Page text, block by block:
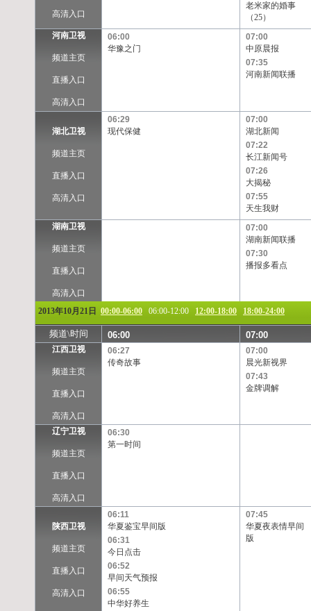
高清入口
老米家的婚事
（25）
河南卫视
频道主页
直播入口
高清入口
06:00
华豫之门
07:00
中原晨报
07:35
河南新闻联播
湖北卫视
频道主页
直播入口
高清入口
06:29
现代保健
07:00
湖北新闻
07:22
长江新闻号
07:26
大揭秘
07:55
天生我财
湖南卫视
频道主页
直播入口
高清入口
07:00
湖南新闻联播
07:30
播报多看点
2013年10月21日 00:00-06:00 06:00-12:00 12:00-18:00 18:00-24:00
频道\时间 06:00 07:00
江西卫视
频道主页
直播入口
高清入口
06:27
传奇故事
07:00
晨光新视界
07:43
金牌调解
辽宁卫视
频道主页
直播入口
高清入口
06:30
第一时间
陕西卫视
频道主页
直播入口
高清入口
06:11
华夏鉴宝早间版
06:31
今日点击
06:52
早间天气预报
06:55
中华好养生
07:45
华夏夜表情早间
版